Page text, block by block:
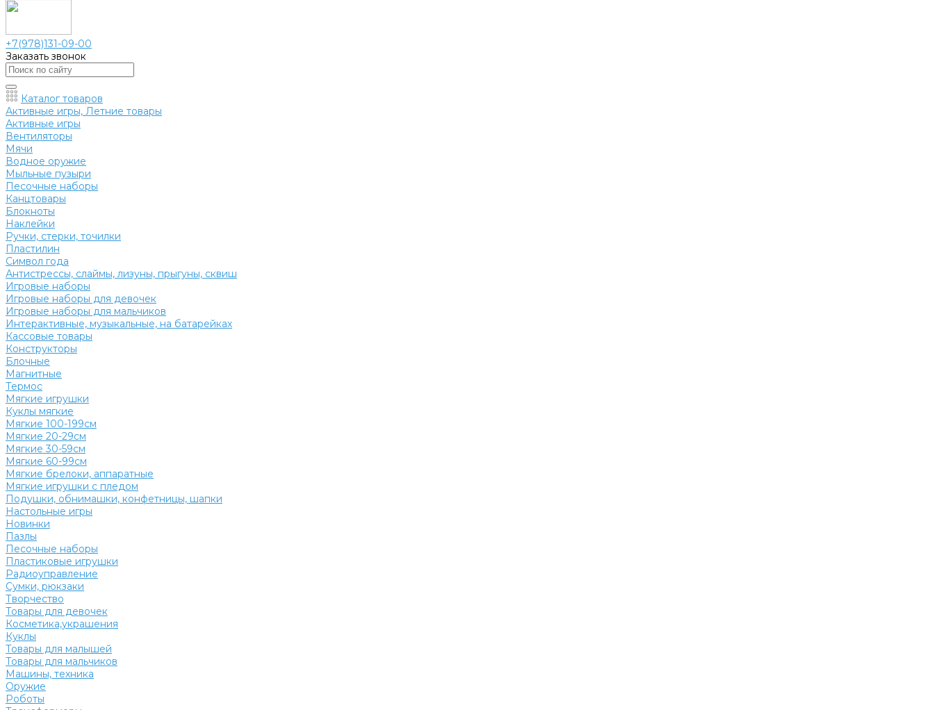
+7(978)131-09-00
Заказать звонок
Каталог товаров
Активные игры, Летние товары
Активные игры
Вентиляторы
Мячи
Водное оружие
Мыльные пузыри
Песочные наборы
Канцтовары
Блокноты
Наклейки
Ручки, стерки, точилки
Пластилин
Символ года
Антистрессы, слаймы, лизуны, прыгуны, сквиш
Игровые наборы
Игровые наборы для девочек
Игровые наборы для мальчиков
Интерактивные, музыкальные, на батарейках
Кассовые товары
Конструкторы
Блочные
Магнитные
Термос
Мягкие игрушки
Куклы мягкие
Мягкие 100-199см
Мягкие 20-29см
Мягкие 30-59см
Мягкие 60-99см
Мягкие брелоки, аппаратные
Мягкие игрушки с пледом
Подушки, обнимашки, конфетницы, шапки
Настольные игры
Новинки
Пазлы
Песочные наборы
Пластиковые игрушки
Радиоуправление
Сумки, рюкзаки
Творчество
Товары для девочек
Косметика,украшения
Куклы
Товары для малышей
Товары для мальчиков
Машины, техника
Оружие
Роботы